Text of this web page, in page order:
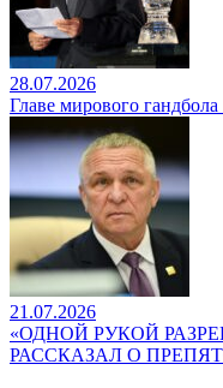
28.07.2026
Главе мирового
21.07.2026
«ОДНОЙ РУКОЙ
РАССКАЗАЛ О